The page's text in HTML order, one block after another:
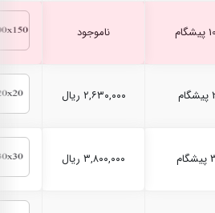
ناموجود
۲,۶۳۰,۰۰۰ ریال
۳,۸۰۰,۰۰۰ ریال